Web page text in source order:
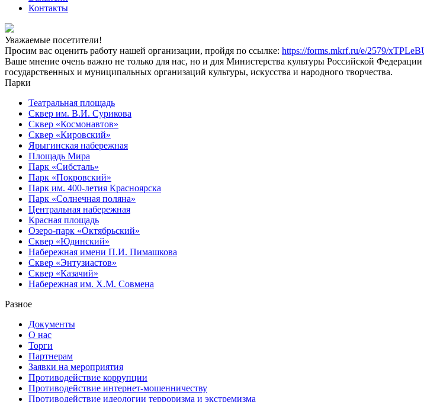
Контакты
Уважаемые посетители!
Просим вас оценить работу нашей организации, пройдя по ссылке: https://forms.mkrf.ru/e/2579/
Ваше мнение очень важно не только для нас, но и для Министерства культуры Российской
государственных и муниципальных организаций культуры, искусства и народного творчества.
Парки
Театральная площадь
Сквер им. В.И. Сурикова
Сквер «Космонавтов»
Сквер «Кировский»
Ярыгинская набережная
Площадь Мира
Парк «Сибсталь»
Парк «Покровский»
Парк им. 400-летия Красноярска
Парк «Солнечная поляна»
Центральная набережная
Красная площадь
Озеро-парк «Октябрьский»
Сквер «Юдинский»
Набережная имени П.И. Пимашкова
Сквер «Энтузиастов»
Сквер «Казачий»
Набережная им. Х.М. Совмена
Разное
Документы
О нас
Торги
Партнерам
Заявки на мероприятия
Противодействие коррупции
Противодействие интернет-мошенничеству
Противодействие идеологии терроризма и экстремизма